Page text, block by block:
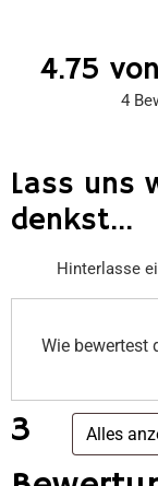
4.75
4
Lass uns
denkst...
Hinterlasse
Wie bewertest
3